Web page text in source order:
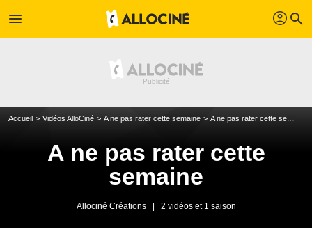
menu profil search
Accueil Vidéos AlloCiné A ne pas rater cette semaine A ne pas rater cette semaine saison 1
A ne pas rater cette
semaine
Allociné Créations 2 vidéos et 1 saison